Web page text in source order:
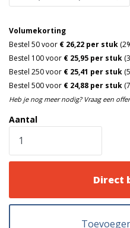
Aantal
Volumekorting
Bestel 50 voor € 26,22 per stuk
Bestel 100 voor € 25,95 per stuk
Bestel 250 voor € 25,41 per stuk
Bestel 500 voor € 24,88 per stuk
Heb je nog meer nodig? Vraag een
Direct